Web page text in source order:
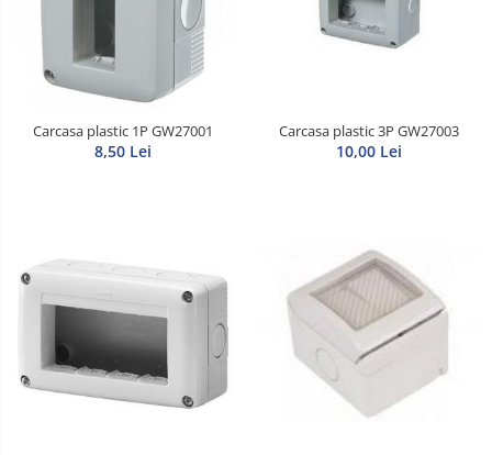
Neopren
Siliconice
Carcasa plastic 1P GW27001
8,50 Lei
Carcasa plastic 3P GW27003
10,00 Lei